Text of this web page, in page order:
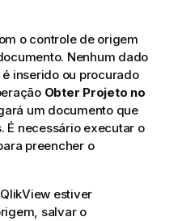
o controle de origem
Nenhum dado
inserido ou procurado
Obter Projeto no
um documento que
É necessário executar o
preencher o
estiver
salvar o